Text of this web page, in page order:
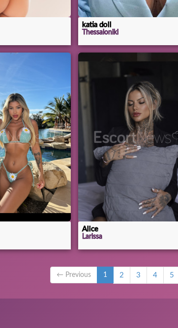
katia doll
Thessaloniki
Alice
Larissa
← Previous 1 2 3 4 5